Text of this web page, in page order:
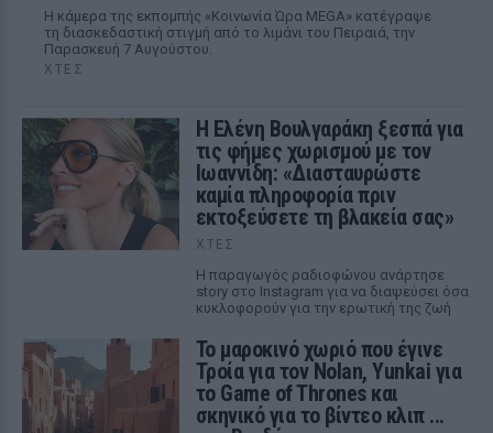
Η κάμερα της εκπομπής «Κοινωνία Ώρα MEGA» κατέγραψε
τη διασκεδαστική στιγμή από το λιμάνι του Πειραιά, την
Παρασκευή 7 Αυγούστου.
ΧΤΕΣ
Η Ελένη Βουλγαράκη ξεσπά για
τις φήμες χωρισμού με τον
Ιωαννίδη: «Διασταυρώστε
καμία πληροφορία πριν
εκτοξεύσετε τη βλακεία σας»
ΧΤΕΣ
Η παραγωγός ραδιοφώνου ανάρτησε
story στο Instagram για να διαψεύσει όσα
κυκλοφορούν για την ερωτική της ζωή
Το μαροκινό χωριό που έγινε
Τροία για τον Nolan, Yunkai για
το Game of Thrones και
σκηνικό για το βίντεο κλιπ ...